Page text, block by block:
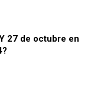
27 de octubre en